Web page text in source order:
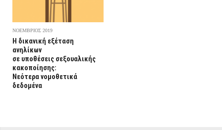
ΝΟΕΜΒΡΙΟΣ 2019
Η δικανική εξέταση
ανηλίκων
σε υποθέσεις σεξουαλικής
κακοποίησης:
Νεότερα νομοθετικά
δεδομένα